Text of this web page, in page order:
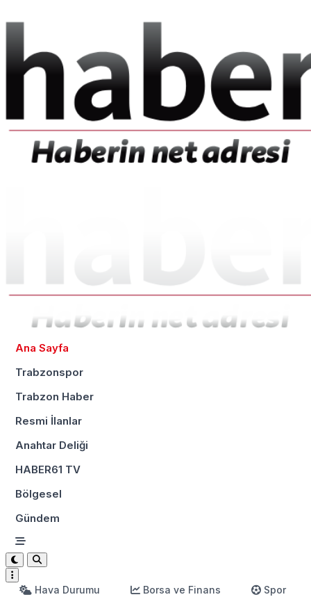
Ana Sayfa
Trabzonspor
Trabzon Haber
Resmi İlanlar
Anahtar Deliği
HABER61 TV
Bölgesel
Gündem
Hava Durumu Borsa ve Finans
Spor